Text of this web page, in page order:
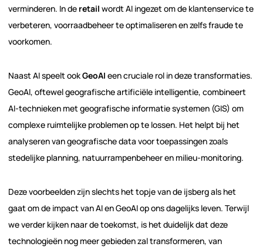
verminderen. In de retail wordt AI ingezet om de klantenservice te
verbeteren, voorraadbeheer te optimaliseren en zelfs fraude te
voorkomen.
Naast AI speelt ookGeoAI een cruciale rol in deze transformaties.
GeoAI, oftewel geografische artificiële intelligentie, combineert
AI-technieken met geografische informatie systemen (GIS) om
complexe ruimtelijke problemen op te lossen. Het helpt bij het
analyseren van geografische data voor toepassingen zoals
stedelijke planning, natuurrampenbeheer en milieu-monitoring.
Deze voorbeelden zijn slechts het topje van de ijsberg als het
gaat om de impact van AI en GeoAI op ons dagelijks leven. Terwijl
we verder kijken naar de toekomst, is het duidelijk dat deze
technologieën nog meer gebieden zal transformeren, van